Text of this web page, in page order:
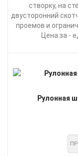
створку, на
двусторонний
проемов и
Цена за -
Рулонная